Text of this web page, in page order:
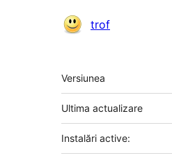
Contributori
trof
Meta
Versiunea
Ultima actualizare
Instalări active: